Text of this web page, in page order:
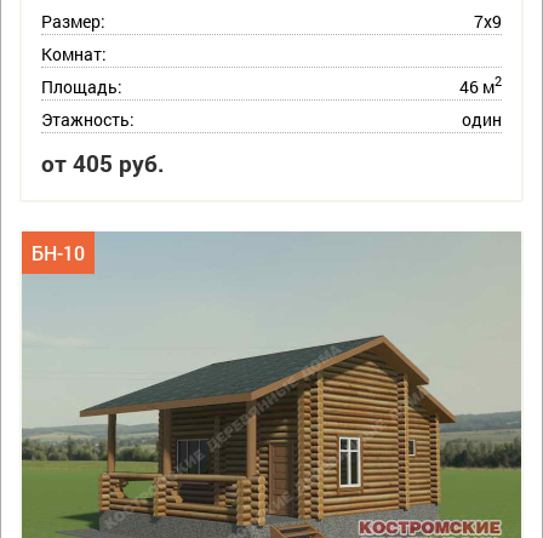
Размер:
7х9
Комнат:
Площадь:
46 м2
Этажность: один
от 405 руб.
БН-10